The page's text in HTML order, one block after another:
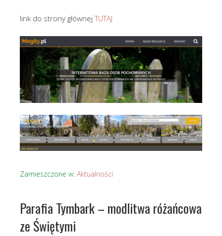
link do strony głównejTUTAJ
Zamieszczone w: Aktualności
Parafia Tymbark – modlitwa różańcowa
ze Świętymi